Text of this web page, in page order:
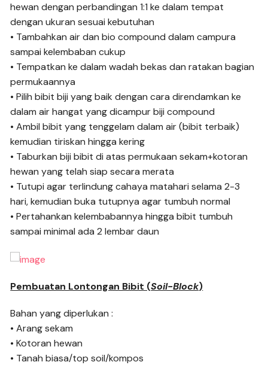
hewan dengan perbandingan 1:1 ke dalam tempat
dengan ukuran sesuai kebutuhan
• Tambahkan air dan bio compound dalam campura
sampai kelembaban cukup
• Tempatkan ke dalam wadah bekas dan ratakan bagian
permukaannya
• Pilih bibit biji yang baik dengan cara direndamkan ke
dalam air hangat yang dicampur biji compound
• Ambil bibit yang tenggelam dalam air (bibit terbaik)
kemudian tiriskan hingga kering
• Taburkan biji bibit di atas permukaan sekam+kotoran
hewan yang telah siap secara merata
• Tutupi agar terlindung cahaya matahari selama 2-3
hari, kemudian buka tutupnya agar tumbuh normal
• Pertahankan kelembabannya hingga bibit tumbuh
sampai minimal ada 2 lembar daun
Pembuatan Lontongan Bibit (Soil-Block)
Bahan yang diperlukan :
• Arang sekam
• Kotoran hewan
• Tanah biasa/top soil/kompos